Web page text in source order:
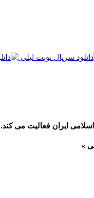
ایران فعالیت می کند.
»